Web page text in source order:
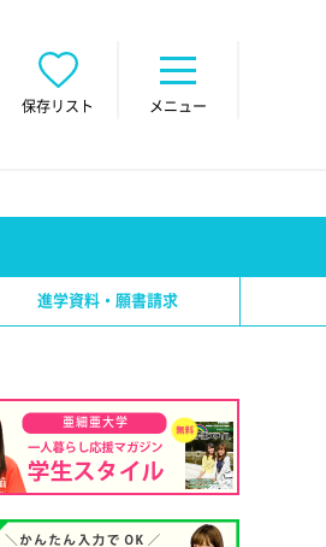
保存リスト メニュー
進学資料・願書請求
亜細亜大学